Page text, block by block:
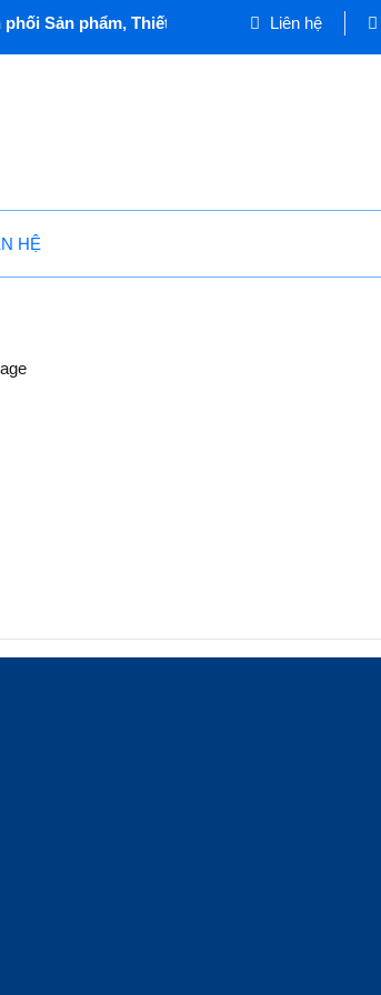
Sản phẩm, Thiết bị Dân dụng và Công
Liên hệ
HỆ